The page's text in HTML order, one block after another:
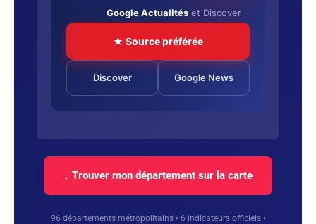
Google Actualitéset Discover
★ Source préférée
Discover Google News
↓ Trouver mon département sur la carte
96 départements métropolitains • 6 indicateurs officiels •